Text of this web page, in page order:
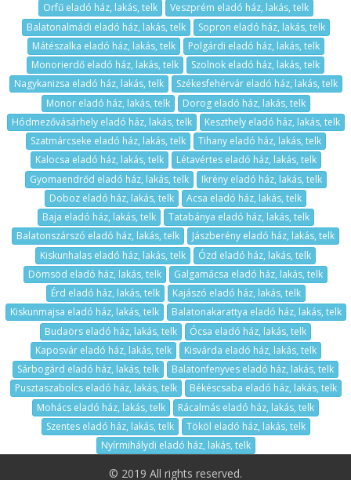
Orfű eladó ház, lakás, telk
Veszprém eladó ház, lakás, telk
Balatonalmádi eladó ház, lakás, telk
Sopron eladó ház, lakás, telk
Mátészalka eladó ház, lakás, telk
Polgárdi eladó ház, lakás, telk
Monorierdő eladó ház, lakás, telk
Szolnok eladó ház, lakás, telk
Nagykanizsa eladó ház, lakás, telk
Székesfehérvár eladó ház, lakás, telk
Monor eladó ház, lakás, telk
Dorog eladó ház, lakás, telk
Hódmezővásárhely eladó ház, lakás, telk
Keszthely eladó ház, lakás, telk
Szatmárcseke eladó ház, lakás, telk
Tihany eladó ház, lakás, telk
Kalocsa eladó ház, lakás, telk
Létavértes eladó ház, lakás, telk
Gyomaendrőd eladó ház, lakás, telk
Ikrény eladó ház, lakás, telk
Doboz eladó ház, lakás, telk
Acsa eladó ház, lakás, telk
Baja eladó ház, lakás, telk
Tatabánya eladó ház, lakás, telk
Balatonszárszó eladó ház, lakás, telk
Jászberény eladó ház, lakás, telk
Kiskunhalas eladó ház, lakás, telk
Ózd eladó ház, lakás, telk
Dömsöd eladó ház, lakás, telk
Galgamácsa eladó ház, lakás, telk
Érd eladó ház, lakás, telk
Kajászó eladó ház, lakás, telk
Kiskunmajsa eladó ház, lakás, telk
Balatonakarattya eladó ház, lakás, telk
Budaörs eladó ház, lakás, telk
Ócsa eladó ház, lakás, telk
Kaposvár eladó ház, lakás, telk
Kisvárda eladó ház, lakás, telk
Sárbogárd eladó ház, lakás, telk
Balatonfenyves eladó ház, lakás, telk
Pusztaszabolcs eladó ház, lakás, telk
Békéscsaba eladó ház, lakás, telk
Mohács eladó ház, lakás, telk
Rácalmás eladó ház, lakás, telk
Szentes eladó ház, lakás, telk
Tököl eladó ház, lakás, telk
Nyírmihálydi eladó ház, lakás, telk
© 2019 All rights reserved.